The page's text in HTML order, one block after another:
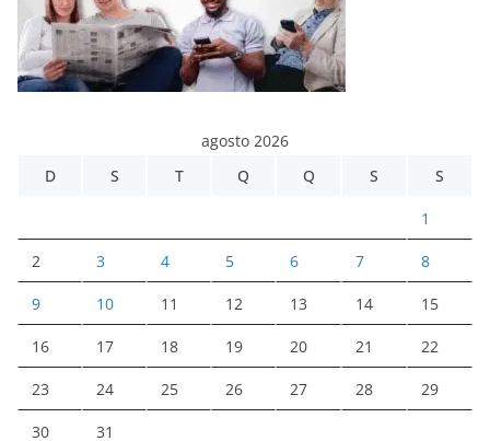
agosto 2026
D
S T Q Q S S
1
2 3 4 5 6 7 8
9 10 11 12 13 14 15
16 17 18 19 20 21 22
23 24 25 26 27 28 29
30 31